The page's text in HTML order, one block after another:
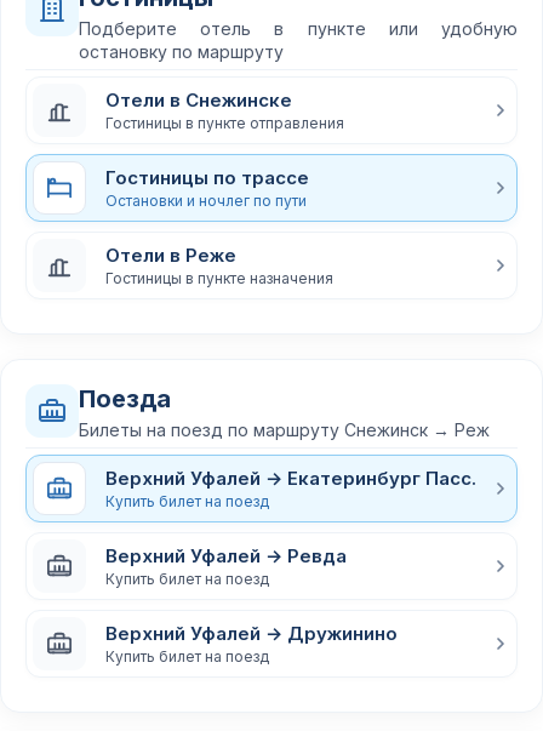
Подберите отель в пункте или удобную
остановку по маршруту
Отели в Снежинске
Гостиницы в пункте отправления
Гостиницы по трассе
Остановки и ночлег по пути
Отели в Реже
Гостиницы в пункте назначения
Поезда
Билеты на поезд по маршруту Снежинск → Реж
Верхний Уфалей → Екатеринбург Пасс.
Купить билет на поезд
Верхний Уфалей → Ревда
Купить билет на поезд
Верхний Уфалей → Дружинино
Купить билет на поезд